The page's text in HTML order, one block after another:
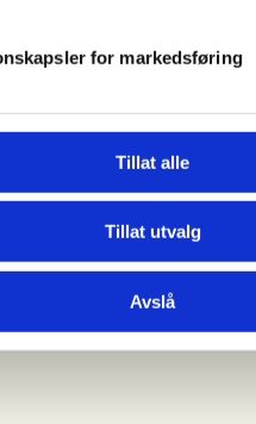
for markedsføring
Tillat alle
Tillat utvalg
Avslå
Med forbehold om
sted.